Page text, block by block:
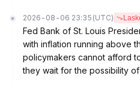
2026-08-06 23:35 (UTC)
Fed Bank of St. Louis
with inflation running above
policymakers cannot afford
they wait for the possibility